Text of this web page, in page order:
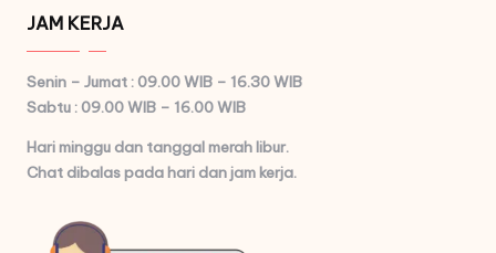
JAM KERJA
Senin – Jumat : 09.00 WIB – 16.30 WIB
Sabtu : 09.00 WIB – 16.00 WIB
Hari minggu dan tanggal merah libur.
Chat dibalas pada hari dan jam kerja.